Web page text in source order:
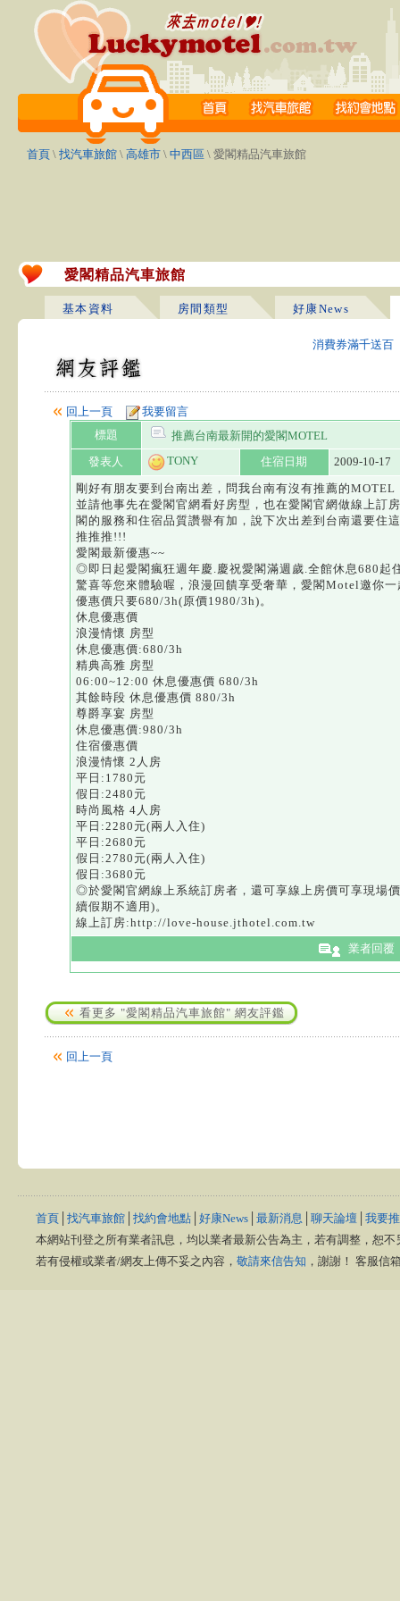
首頁 \ 找汽車旅館 \ 高雄市 \ 中西區 \ 愛閣精品汽車旅館
愛閣精品汽車旅館
基本資料 房間類型 好康News
消費券滿千送百
回上一頁
我要留言
標題
推薦台南最新開的愛閣MOTEL
發表人
TONY 住宿日期
2009-10-17
剛好有朋友要到台南出差，問我台南有沒有推薦的
並請他事先在愛閣官網看好房型，也在愛閣官網做線上訂
閣的服務和住宿品質讚譽有加，說下次出差到台南還要住
推推推!!!
愛閣最新優惠~~
◎即日起愛閣瘋狂週年慶.慶祝愛閣滿週歲.全館休息680起
驚喜等您來體驗喔，浪漫回饋享受奢華，愛閣Motel邀你
優惠價只要680/3h(原價1980/3h)。
休息優惠價
浪漫情懷 房型
休息優惠價:680/3h
精典高雅 房型
06:00~12:00 休息優惠價 680/3h
其餘時段 休息優惠價 880/3h
尊爵享宴 房型
休息優惠價:980/3h
住宿優惠價
浪漫情懷 2人房
平日:1780元
假日:2480元
時尚風格 4人房
平日:2280元(兩人入住)
平日:2680元
假日:2780元(兩人入住)
假日:3680元
◎於愛閣官網線上系統訂房者，還可享線上房價可享現場
續假期不適用)。
線上訂房:http://love-house.jthotel.com.tw
業者回覆
看更多 "愛閣精品汽車旅館" 網友評鑑
回上一頁
首頁 找汽車旅館 找約會地點 好康News 最新消息 聊天論壇 我要
本網站刊登之所有業者訊息，均以業者最新公告為主，若有調整，恕
若有侵權或業者/網友上傳不妥之內容， 敬請來信告知 ，謝謝！ 客服信